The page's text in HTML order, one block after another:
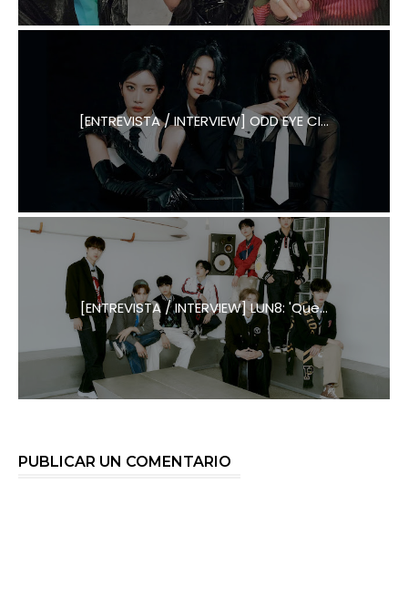
[ENTREVISTA / INTERVIEW] ODD EYE CI...
[ENTREVISTA / INTERVIEW] LUN8: 'Que...
PUBLICAR UN COMENTARIO